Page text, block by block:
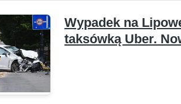
Wypadek na
taksówką Uber.